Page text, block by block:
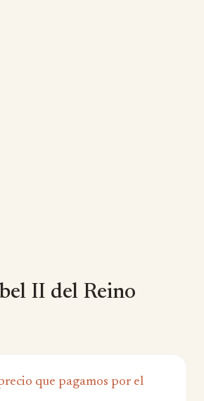
II del Reino
que pagamos por el